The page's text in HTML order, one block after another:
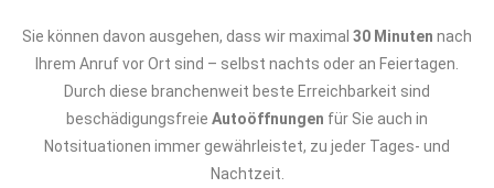
Sie können davon ausgehen, dass wir maximal 30 Minuten nach
Ihrem Anruf vor Ort sind – selbst nachts oder an Feiertagen.
Durch diese branchenweit beste Erreichbarkeit sind
beschädigungsfreie Autoöffnungen für Sie auch in
Notsituationen immer gewährleistet, zu jeder Tages- und
Nachtzeit.